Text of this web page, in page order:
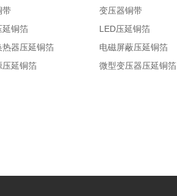
带
变压器铜带
延铜箔
LED压延铜箔
热器压延铜箔
电磁屏蔽压延铜箔
压延铜箔
微型变压器压延铜箔